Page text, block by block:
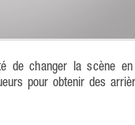
de changer la scène
pour obtenir des